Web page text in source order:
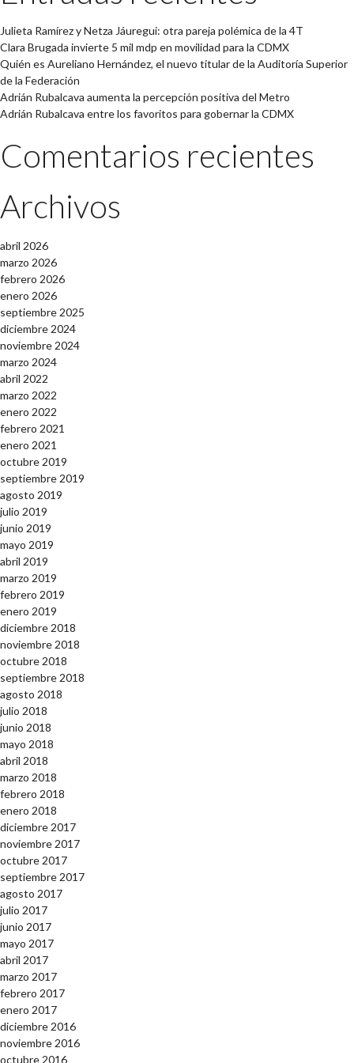
Julieta Ramírez y Netza Jáuregui: otra pareja polémica de la 4T
Clara Brugada invierte 5 mil mdp en movilidad para la CDMX
Quién es Aureliano Hernández, el nuevo titular de la Auditoría Superior
de la Federación
Adrián Rubalcava aumenta la percepción positiva del Metro
Adrián Rubalcava entre los favoritos para gobernar la CDMX
Comentarios recientes
Archivos
abril 2026
marzo 2026
febrero 2026
enero 2026
septiembre 2025
diciembre 2024
noviembre 2024
marzo 2024
abril 2022
marzo 2022
enero 2022
febrero 2021
enero 2021
octubre 2019
septiembre 2019
agosto 2019
julio 2019
junio 2019
mayo 2019
abril 2019
marzo 2019
febrero 2019
enero 2019
diciembre 2018
noviembre 2018
octubre 2018
septiembre 2018
agosto 2018
julio 2018
junio 2018
mayo 2018
abril 2018
marzo 2018
febrero 2018
enero 2018
diciembre 2017
noviembre 2017
octubre 2017
septiembre 2017
agosto 2017
julio 2017
junio 2017
mayo 2017
abril 2017
marzo 2017
febrero 2017
enero 2017
diciembre 2016
noviembre 2016
octubre 2016